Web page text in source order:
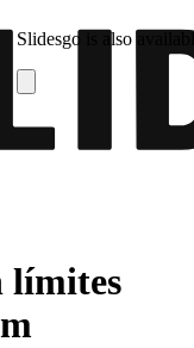
Slidesgo is also
límites